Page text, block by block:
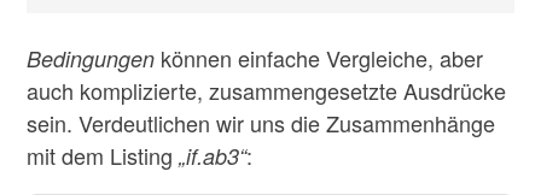
Bedingungen können einfache Vergleiche, aber
auch komplizierte, zusammengesetzte Ausdrücke
sein. Verdeutlichen wir uns die Zusammenhänge
mit dem Listing„if.ab3“: